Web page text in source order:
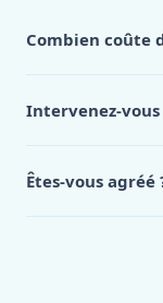
Combien coûte
appelez le 0472
Intervenez-vous
Êtes-vous agréé